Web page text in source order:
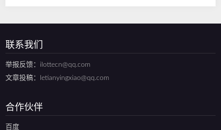
联系我们
举报反馈：ilottecn@qq.com
文章投稿：letianyingxiao@qq.com
合作伙伴
百度